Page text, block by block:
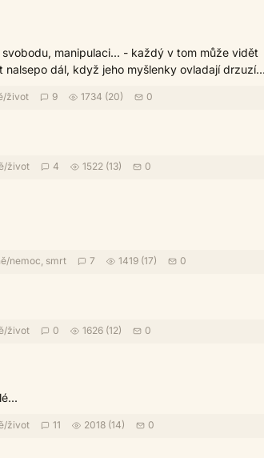
manipulaci... - každý v tom může vidět
dál, když jeho myšlenky ovladají drzuzí...
/život 9 1734 (20) 0
/život 4 1522 (13) 0
/nemoc, smrt 7 1419 (17) 0
/život 0 1626 (12) 0
/život 11 2018 (14) 0